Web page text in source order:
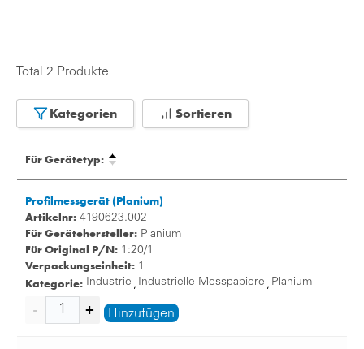
Total 2 Produkte
Kategorien Sortieren
Für Gerätetyp:
Profilmessgerät (Planium)
Artikelnr: 4190623.002
Für Gerätehersteller: Planium
Für Original P/N: 1:20/1
Verpackungseinheit: 1
Kategorie: Industrie , Industrielle Messpapiere , Planium
Hinzufügen